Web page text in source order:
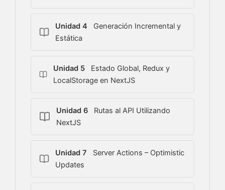
Unidad 4
Generación Incremental y
Estática
Unidad 5
Estado Global, Redux y
LocalStorage en NextJS
Unidad 6
Rutas al API Utilizando
NextJS
Unidad 7
Server Actions – Optimistic
Updates